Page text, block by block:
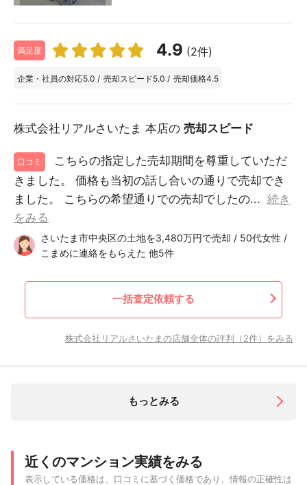
満足度 4.9 (2件)
企業・社員の対応5.0 / 売却スピード5.0 / 売却価格4.5
株式会社リアルさいたま 本店の 売却スピード
口コミ
こちらの指定した売却期間を尊重していただ
きました。 価格も当初の話し合いの通りで売却でき
ました。 こちらの希望通りでの売却でしたの... 続き
をみる
さいたま市中央区の土地を3,480万円で売却 / 50代女性 /
こまめに連絡をもらえた 他5件
一括査定依頼する
株式会社リアルさいたまの店舗全体の評判（2件）をみる
もっとみる
近くのマンション実績をみる
表示している価格は、口コミに基づく価格であり、情報の正確性は